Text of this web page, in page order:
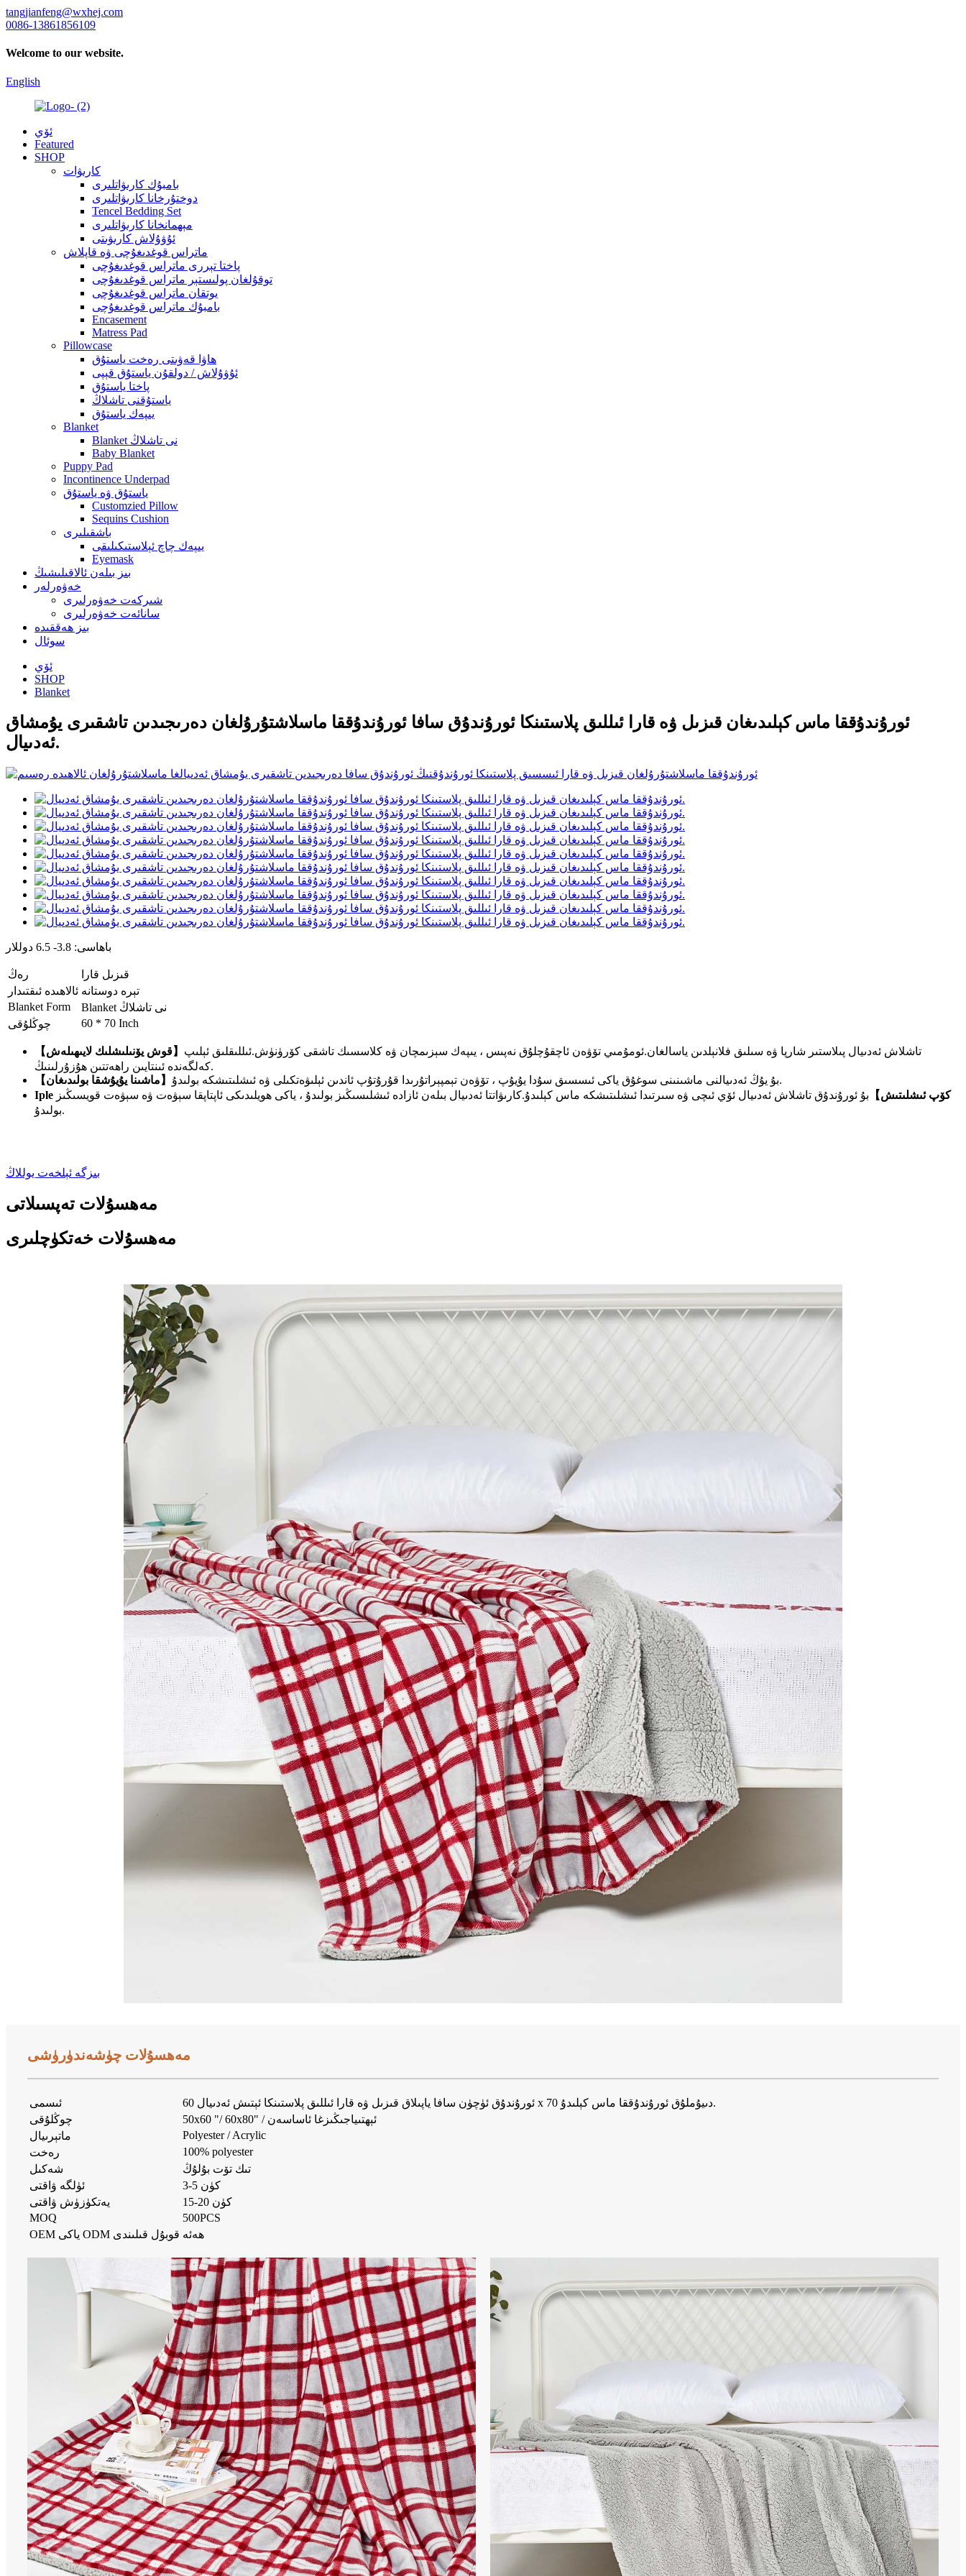
tangjianfeng@wxhej.com
0086-13861856109
Welcome to our website.
English
ئۆي
Featured
SHOP
كارىۋات
بامبۇك كارىۋاتلىرى
دوختۇرخانا كارىۋاتلىرى
Tencel Bedding Set
مېھمانخانا كارىۋاتلىرى
ئۇۋۇلاش كارىۋىتى
ماتراس قوغدىغۇچى ۋە قاپلاش
پاختا تېررى ماتراس قوغدىغۇچى
توقۇلغان پولىستېر ماتراس قوغدىغۇچى
يوتقان ماتراس قوغدىغۇچى
بامبۇك ماتراس قوغدىغۇچى
Encasement
Matress Pad
Pillowcase
ھاۋا قەۋىتى رەخت ياستۇق
ئۇۋۇلاش / دولقۇن ياستۇق قېپى
پاختا ياستۇق
ياستۇقنى تاشلاڭ
يىپەك ياستۇق
Blanket
Blanket نى تاشلاڭ
Baby Blanket
Puppy Pad
Incontinence Underpad
ياستۇق ۋە ياستۇق
Customzied Pillow
Sequins Cushion
باشقىلىرى
يىپەك چاچ ئېلاستىكىلىقى
Eyemask
بىز بىلەن ئالاقىلىشىڭ
خەۋەرلەر
شىركەت خەۋەرلىرى
سانائەت خەۋەرلىرى
بىز ھەققىدە
سوئال
ئۆي
SHOP
Blanket
ئورۇندۇققا ماس كېلىدىغان قىزىل ۋە قارا ئىللىق پلاستىنكا ئورۇندۇق سافا ئورۇندۇققا ماسلاشتۇرۇلغان دەرىجىدىن تاشقىرى يۇمشاق
ئەدىيال.
باھاسى: 3.8- 6.5 دوللار
رەڭ
قىزىل قارا
ئالاھىدە ئىقتىدار تېرە دوستانە
Blanket Form
Blanket نى تاشلاڭ
چوڭلۇقى
60 * 70 Inch
【قوش يۆنىلىشلىك لايىھىلەش】 تاشلاش ئەدىيال پىلاستىر شارپا ۋە سىلىق فلانېلدىن ياسالغان.ئومۇمىي تۆۋەن ئاچقۇچلۇق نەپىس ، يىپەك سېزىمچان ۋە كلاسسىك تاشقى كۆرۈنۈش.ئىللىقلىق ئېلىپ
كەلگەندە ئىنتايىن راھەتتىن ھۇزۇرلىنىڭ.
【ماشىنا يۇيۇشقا بولىدىغان】
بۇ يۇڭ ئەدىيالنى ماشىنىنى سوغۇق ياكى ئىسسىق سۇدا يۇيۇپ ، تۆۋەن تېمپېراتۇرىدا قۇرۇتۇپ ئاندىن ئېلىۋەتكىلى ۋە ئىشلىتىشكە بولىدۇ.
Iple كۆپ ئىشلىتىش】 بۇ ئورۇندۇق تاشلاش ئەدىيال ئۆي ئىچى ۋە سىرتىدا ئىشلىتىشكە ماس كېلىدۇ.كارىۋاتتا ئەدىيال بىلەن ئازادە ئىشلىسىڭىز بولىدۇ ، ياكى ھويلىدىكى ئاپتاپقا سېۋەت ۋە سېۋەت قويسىڭىز
بولىدۇ.
بىزگە ئېلخەت يوللاڭ
مەھسۇلات تەپسىلاتى
مەھسۇلات خەتكۈچلىرى
مەھسۇلات چۈشەندۈرۈشى
ئىسمى
ئورۇندۇق ئۈچۈن سافا ياپىلاق قىزىل ۋە قارا ئىللىق پلاستىنكا ئېتىش ئەدىيال 60 x 70 دىيۇملۇق ئورۇندۇققا ماس كېلىدۇ.
چوڭلۇقى
50x60 "/ 60x80" / ئېھتىياجىڭىزغا ئاساسەن
ماتېرىيال
Polyester / Acrylic
رەخت
100% polyester
شەكىل
تىك تۆت بۇلۇڭ
ئۈلگە ۋاقتى
3-5 كۈن
يەتكۈزۈش ۋاقتى
15-20 كۈن
MOQ
500PCS
OEM ياكى ODM قوبۇل قىلىندى ھەئە